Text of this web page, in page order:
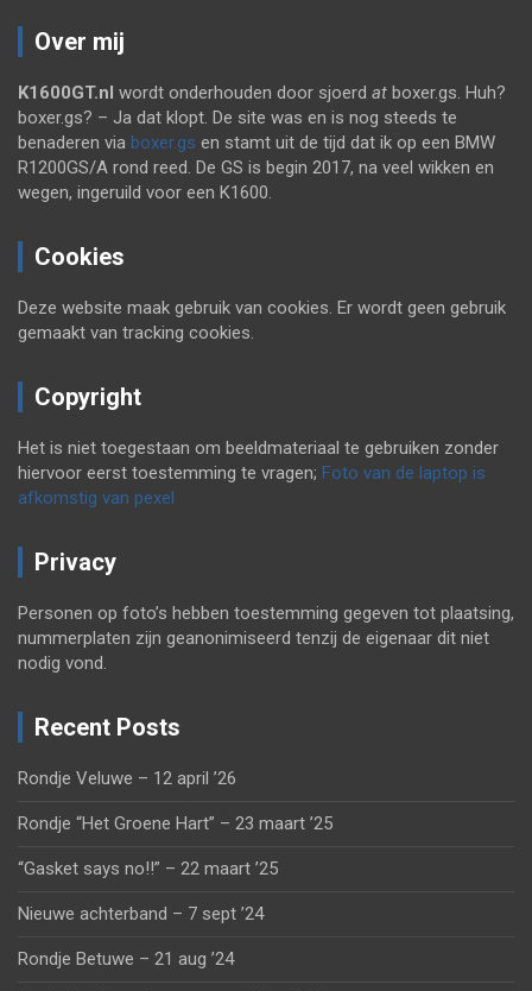
Over mij
K1600GT.nl wordt onderhouden door sjoerd at boxer.gs. Huh?
boxer.gs? – Ja dat klopt. De site was en is nog steeds te
benaderen via boxer.gs en stamt uit de tijd dat ik op een BMW
R1200GS/A rond reed. De GS is begin 2017, na veel wikken en
wegen, ingeruild voor een K1600.
Cookies
Deze website maak gebruik van cookies. Er wordt geen gebruik
gemaakt van tracking cookies.
Copyright
Het is niet toegestaan om beeldmateriaal te gebruiken zonder
hiervoor eerst toestemming te vragen; Foto van de laptop is
afkomstig van pexel
Privacy
Personen op foto’s hebben toestemming gegeven tot plaatsing,
nummerplaten zijn geanonimiseerd tenzij de eigenaar dit niet
nodig vond.
Recent Posts
Rondje Veluwe – 12 april ’26
Rondje “Het Groene Hart” – 23 maart ’25
“Gasket says no!!” – 22 maart ’25
Nieuwe achterband – 7 sept ’24
Rondje Betuwe – 21 aug ’24